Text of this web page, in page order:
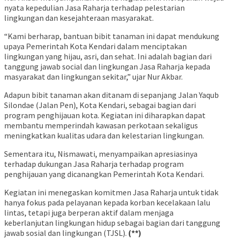
nyata kepedulian Jasa Raharja terhadap pelestarian
lingkungan dan kesejahteraan masyarakat.
“Kami berharap, bantuan bibit tanaman ini dapat mendukung
upaya Pemerintah Kota Kendari dalam menciptakan
lingkungan yang hijau, asri, dan sehat. Ini adalah bagian dari
tanggung jawab social dan lingkungan Jasa Raharja kepada
masyarakat dan lingkungan sekitar,” ujar Nur Akbar.
Adapun bibit tanaman akan ditanam di sepanjang Jalan Yaqub
Silondae (Jalan Pen), Kota Kendari, sebagai bagian dari
program penghijauan kota. Kegiatan ini diharapkan dapat
membantu memperindah kawasan perkotaan sekaligus
meningkatkan kualitas udara dan kelestarian lingkungan.
Sementara itu, Nismawati, menyampaikan apresiasinya
terhadap dukungan Jasa Raharja terhadap program
penghijauan yang dicanangkan Pemerintah Kota Kendari.
Kegiatan ini menegaskan komitmen Jasa Raharja untuk tidak
hanya fokus pada pelayanan kepada korban kecelakaan lalu
lintas, tetapi juga berperan aktif dalam menjaga
keberlanjutan lingkungan hidup sebagai bagian dari tanggung
jawab sosial dan lingkungan (TJSL). (**)